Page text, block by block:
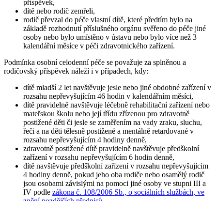
příspěvek,
dítě nebo rodič zemřeli,
rodič převzal do péče vlastní dítě, které předtím bylo na
základě rozhodnutí příslušného orgánu svěřeno do péče jiné
osoby nebo bylo umístěno v ústavu nebo bylo více než 3
kalendářní měsíce v péči zdravotnického zařízení.
Podmínka osobní celodenní péče se považuje za splněnou a
rodičovský příspěvek náleží i v případech, kdy:
dítě mladší 2 let navštěvuje jesle nebo jiné obdobné zařízení v
rozsahu nepřevyšujícím 46 hodin v kalendářním měsíci,
dítě pravidelně navštěvuje léčebně rehabilitační zařízení nebo
mateřskou školu nebo její třídu zřízenou pro zdravotně
postižené děti či jesle se zaměřením na vady zraku, sluchu,
řeči a na děti tělesně postižené a mentálně retardované v
rozsahu nepřevyšujícím 4 hodiny denně,
zdravotně postižené dítě pravidelně navštěvuje předškolní
zařízení v rozsahu nepřevyšujícím 6 hodin denně,
dítě navštěvuje předškolní zařízení v rozsahu nepřevyšujícím
4 hodiny denně, pokud jeho oba rodiče nebo osamělý rodič
jsou osobami závislými na pomoci jiné osoby ve stupni III a
IV podle zákona č. 108/2006 Sb., o sociálních službách, ve